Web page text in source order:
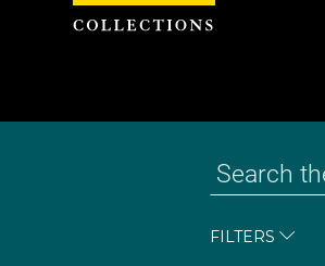
FILTERS
Cookies management panel